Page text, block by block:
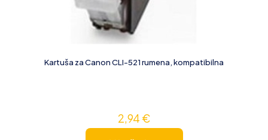
Kartuša za Canon CLI-521 rumena, kompatibilna
2,94 €